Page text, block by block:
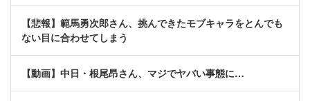
【悲報】範馬勇次郎さん、挑んできたモブキャラをとんでも
ない目に合わせてしまう
【動画】中日・根尾昂さん、マジでヤバい事態に…